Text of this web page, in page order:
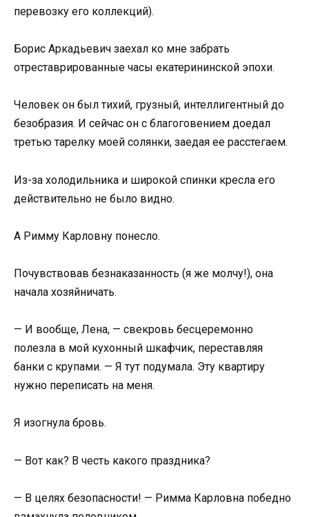
перевозку его коллекций).
Борис Аркадьевич заехал ко мне забрать
отреставрированные часы екатерининской эпохи.
Человек он был тихий, грузный, интеллигентный до
безобразия. И сейчас он с благоговением доедал
третью тарелку моей солянки, заедая ее расстегаем.
Из-за холодильника и широкой спинки кресла его
действительно не было видно.
А Римму Карловну понесло.
Почувствовав безнаказанность (я же молчу!), она
начала хозяйничать.
— И вообще, Лена, — свекровь бесцеремонно
полезла в мой кухонный шкафчик, переставляя
банки с крупами. — Я тут подумала. Эту квартиру
нужно переписать на меня.
Я изогнула бровь.
— Вот как? В честь какого праздника?
— В целях безопасности! — Римма Карловна победно